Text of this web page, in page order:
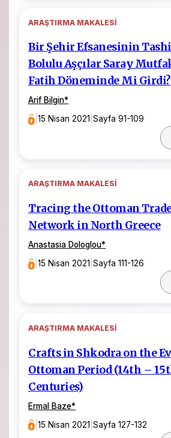
ARAŞTIRMA MAKALESI
Bir Şehir Efsanesinin
Bolulu Aşçılar Saray
Fatih Döneminde Mi Girdi?
Arif Bilgin*
|15 Nisan 2021 |Sayfa 91-109
ARAŞTIRMA MAKALESI
Tracing the Ottoman
Network in North Greece
Anastasia Dologlou*
|15 Nisan 2021 |Sayfa 111-126
ARAŞTIRMA MAKALESI
Crafts in Shkodra on the
Ottoman Period (14th –
Centuries)
Ermal Baze*
|15 Nisan 2021 |Sayfa 127-132